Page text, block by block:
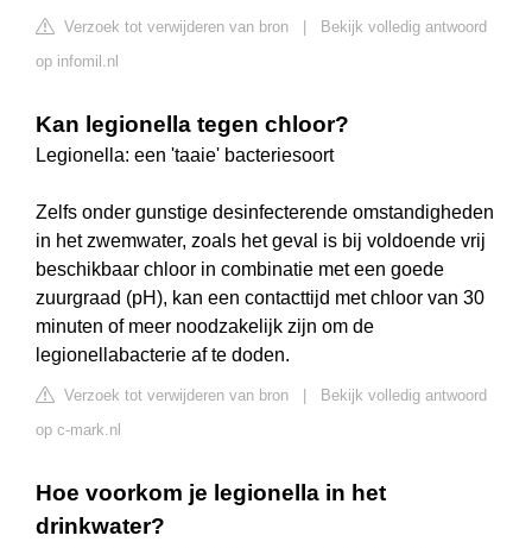
Verzoek tot verwijderen van bron
Bekijk volledig antwoord
op infomil.nl
Kan legionella tegen chloor?
Legionella: een 'taaie' bacteriesoort
Zelfs onder gunstige desinfecterende omstandigheden
in het zwemwater, zoals het geval is bij voldoende vrij
beschikbaar chloor in combinatie met een goede
zuurgraad (pH), kan een contacttijd met chloor van 30
minuten of meer noodzakelijk zijn om de
legionellabacterie af te doden.
Verzoek tot verwijderen van bron
Bekijk volledig antwoord
op c-mark.nl
Hoe voorkom je legionella in het
drinkwater?